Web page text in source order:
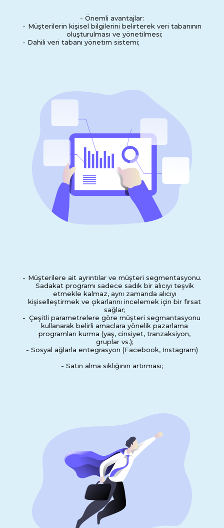
- Önemli avantajlar:
- Müşterilerin kişisel bilgilerini belirterek veri tabanının
oluşturulması ve yönetilmesi;
- Dahili veri tabanı yönetim sistemi;
- Müşterilere ait ayrıntılar ve müşteri segmentasyonu.
Sadakat programı sadece sadık bir alıcıyı teşvik
etmekle kalmaz, aynı zamanda alıcıyı
kişiselleştirmek ve çıkarlarını incelemek için bir fırsat
sağlar;
- Çeşitli parametrelere göre müşteri segmantasyonu
kullanarak belirli amaclara yönelik pazarlama
programları kurma (yaş, cinsiyet, tranzaksiyon,
gruplar vs.);
- Sosyal ağlarla entegrasyon (Facebook, Instagram)
- Satın alma sıklığının artırması;